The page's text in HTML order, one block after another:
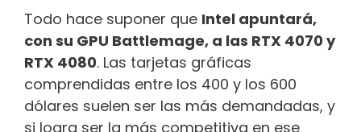
Todo hace suponer que Intel apuntará,
con su GPU Battlemage, a las RTX 4070 y
RTX 4080. Las tarjetas gráficas
comprendidas entre los 400 y los 600
dólares suelen ser las más demandadas, y
si logra ser la más competitiva en ese